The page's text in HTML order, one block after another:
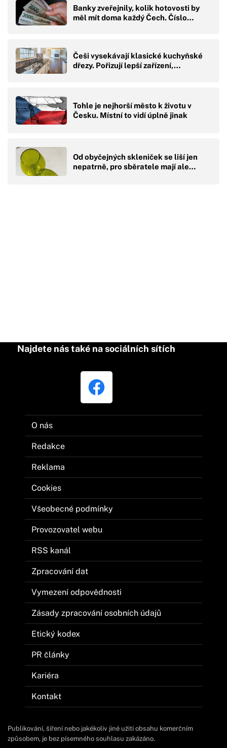
Banky zveřejnily, kolik hotovosti by
měl mít doma každý Čech. Číslo…
Češi vysekávají klasické kuchyňské
dřezy. Pořizují lepší zařízení,…
Tohle je nejhorší město k životu v
Česku. Místní to vidí úplně jinak
Od obyčejných skleniček se liší jen
nepatrně, pro sběratele mají ale…
Najdete nás také na sociálních sítích
O nás
Redakce
Reklama
Cookies
Všeobecné podmínky
Provozovatel webu
RSS kanál
Zpracování dat
Vymezení odpovědnosti
Zásady zpracování osobních údajů
Etický kodex
PR články
Kariéra
Kontakt
Publikování, šíření nebo jakékoliv jiné užití obsahu komerčním
způsobem, je bez písemného souhlasu zakázáno.